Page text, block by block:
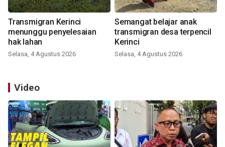
Transmigran Kerinci
menunggu penyelesaian
hak lahan
Selasa, 4 Agustus 2026
Semangat belajar anak
transmigran desa terpencil
Kerinci
Selasa, 4 Agustus 2026
Video